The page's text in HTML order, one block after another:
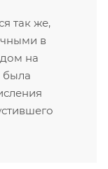
так же,
в
на
была